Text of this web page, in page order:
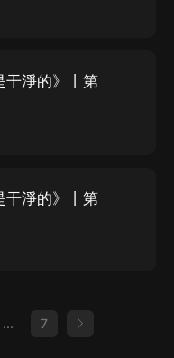
干淨的》丨第
干淨的》丨第
... 7